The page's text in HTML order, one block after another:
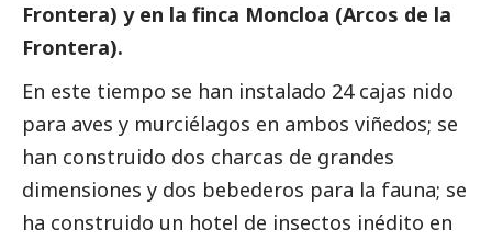
Frontera) y en la finca Moncloa (Arcos de la
Frontera).
En este tiempo se han instalado 24 cajas nido
para aves y murciélagos en ambos viñedos; se
han construido dos charcas de grandes
dimensiones y dos bebederos para la fauna; se
ha construido un hotel de insectos inédito en